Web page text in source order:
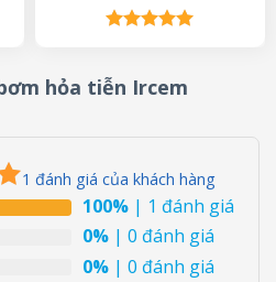
5 sao
hỏa tiễn Ircem
1 đánh giá của khách hàng
100% | 1 đánh giá
0% | 0 đánh giá
0% | 0 đánh giá